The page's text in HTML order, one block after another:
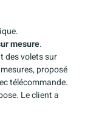
mesure.
des volets sur
proposé
télécommande.
Le client a